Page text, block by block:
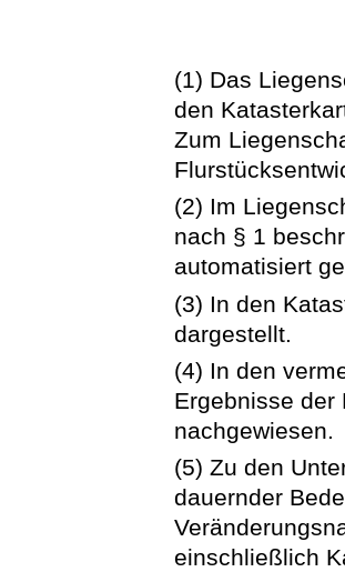
(1) Das
den
Zum
(2) Im
nach § 1
automatisiert
(3) In den
dargestellt.
(4) In den
Ergebnisse der
nachgewiesen.
(5) Zu den
dauernder
einschließlich